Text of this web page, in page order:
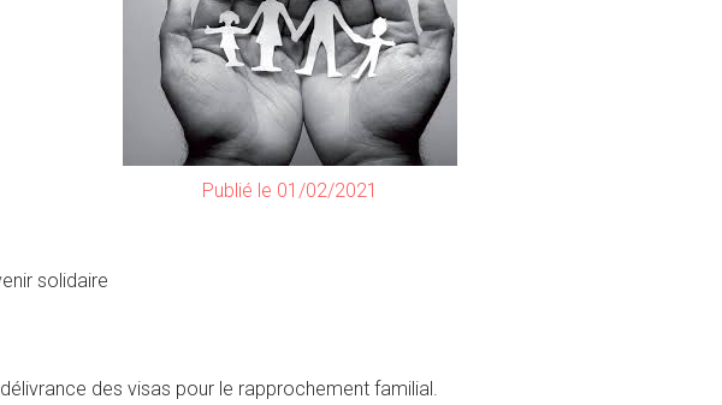
Publié le 01/02/2021
solidaire
des visas pour le rapprochement familial.